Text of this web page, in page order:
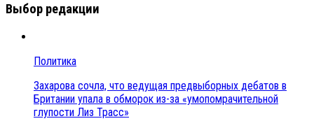
Выбор редакции
Политика
Захарова сочла, что ведущая предвыборных дебатов в
Британии упала в обморок из-за «умопомрачительной
глупости Лиз Трасс»